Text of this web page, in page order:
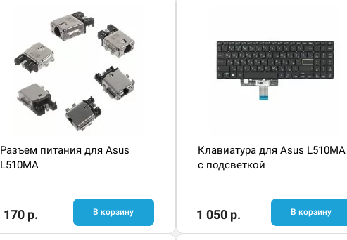
Разъем питания для Asus
L510MA
170 р. В корзину
Клавиатура для Asus L510MA
с подсветкой
1 050 р. В корзину